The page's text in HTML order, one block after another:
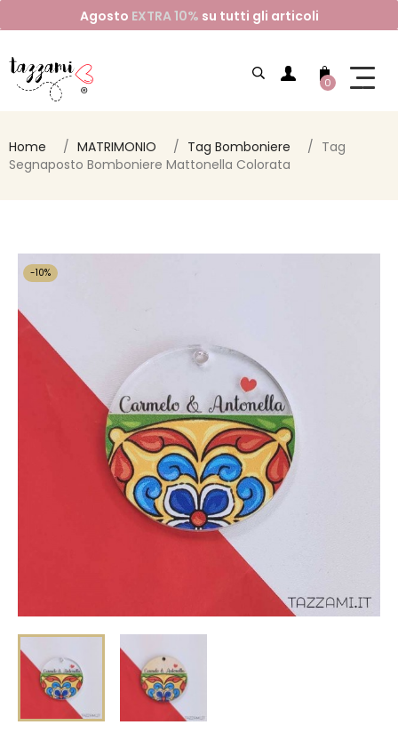
Agosto EXTRA 10% su tutti gli articoli
0
Home MATRIMONIO Tag Bomboniere
Tag
Segnaposto Bomboniere Mattonella Colorata
-10%